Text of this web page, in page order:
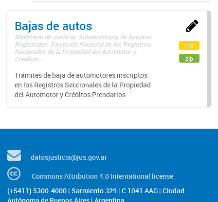
Bajas de autos
Ministerio de Justicia. Subsecretaría de Asuntos
Registrales. Dirección Nacional de los Registros
Nacionales de la Propiedad del Automotor y
Créditos ...
Trámites de baja de automotores inscriptos
en los Registros Seccionales de la Propiedad
del Automotor y Créditos Prendarios
csv
zip
datosjusticia@jus.gov.ar
Commons Attribution 4.0 International license
(+5411) 5300-4000 | Sarmiento 329 | C 1041 AAG | Ciudad